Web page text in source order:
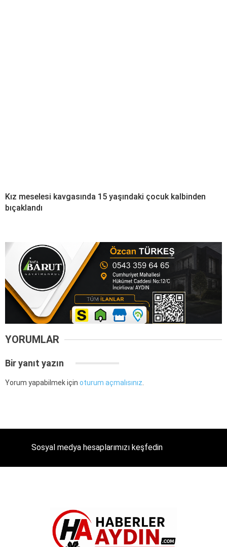
Kız meselesi kavgasında 15 yaşındaki çocuk kalbinden
bıçaklandı
YORUMLAR
Bir yanıt yazın
Yorum yapabilmek için oturum açmalısınız.
Sosyal medya hesaplarımızı keşfedin